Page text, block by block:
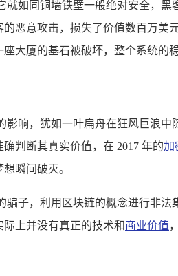
如同铜墙铁壁一般绝对安全，黑
恶意攻击，损失了价值数百万美
大厦的基石被破坏，整个系统的
响，犹如一叶扁舟在狂风巨浪中
判断其真实价值，在 2017 年的加
瞬间破灭。
子，利用区块链的概念进行非法
上并没有真正的技术和商业价值